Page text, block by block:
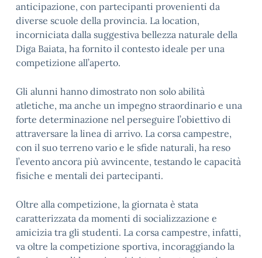
anticipazione, con partecipanti provenienti da
diverse scuole della provincia. La location,
incorniciata dalla suggestiva bellezza naturale della
Diga Baiata, ha fornito il contesto ideale per una
competizione all’aperto.
Gli alunni hanno dimostrato non solo abilità
atletiche, ma anche un impegno straordinario e una
forte determinazione nel perseguire l’obiettivo di
attraversare la linea di arrivo. La corsa campestre,
con il suo terreno vario e le sfide naturali, ha reso
l’evento ancora più avvincente, testando le capacità
fisiche e mentali dei partecipanti.
Oltre alla competizione, la giornata è stata
caratterizzata da momenti di socializzazione e
amicizia tra gli studenti. La corsa campestre, infatti,
va oltre la competizione sportiva, incoraggiando la